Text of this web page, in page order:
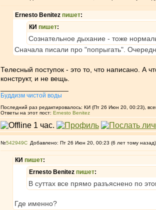
Ernesto Benitez пишет:
КИ пишет:
Сознательное дыхание - тоже
Сначала писали про "попрыгать".
Телесный поступок - это то, что написано. А
конструкт, и не вещь.
Буддизм чистой воды
Последний раз редактировалось: КИ (Пт 26 Июн 20, 00:23),
Ответы на этот пост: Ernesto Benitez
№542949 Добавлено: Пт 26 Июн 20, 00:23 (6 лет тому назад)
КИ пишет:
Ernesto Benitez пишет:
В суттах все прямо разъяснено по
Где именно?